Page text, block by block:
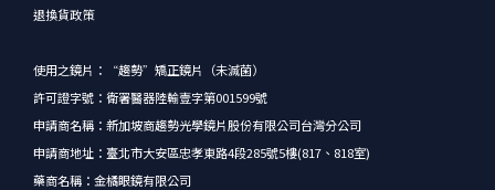
退換貨政策
使用之鏡片：“趨勢”矯正鏡片（未滅菌）
許可證字號：衛署醫器陸輸壹字第001599號
申請商名稱：新加坡商趨勢光學鏡片股份有限公司台灣分公司
申請商地址：臺北市大安區忠孝東路4段285號5樓(817、818室)
藥商名稱：金橘眼鏡有限公司